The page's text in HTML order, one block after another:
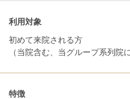
利用対象
初めて来院される方
（当院含む、当グループ系列院
特徴